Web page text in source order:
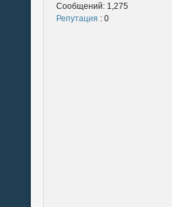
Сообщений: 1,275
Репутация : 0